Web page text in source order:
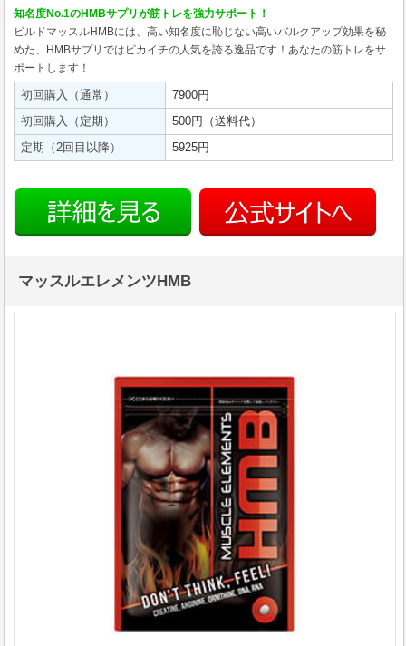
知名度No.1のHMBサプリが筋トレを強力サポート！
ビルドマッスルHMBには、高い知名度に恥じない高いバルクアップ効果を秘
めた、HMBサプリではピカイチの人気を誇る逸品です！あなたの筋トレをサ
ポートします！
初回購入（通常）
7900円
初回購入（定期）
500円（送料代）
定期（2回目以降）
5925円
マッスルエレメンツHMB